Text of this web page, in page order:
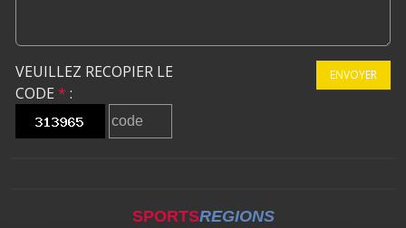
VEUILLEZ RECOPIER LE
CODE * :
ENVOYER
SPORTSREGIONS